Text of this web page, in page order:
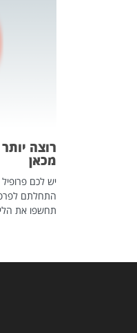
רוצה
מכאן
יש לכם פרופיל
התחלתם
תחשפו את